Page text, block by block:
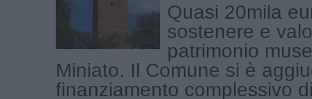
Quasi 20mila
sostenere e
patrimonio
Miniato. Il Comune si è
finanziamento complessivo